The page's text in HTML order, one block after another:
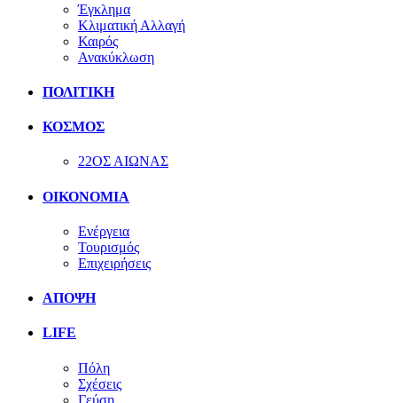
Έγκλημα
Κλιματική Αλλαγή
Καιρός
Ανακύκλωση
ΠΟΛΙΤΙΚΗ
ΚΟΣΜΟΣ
22ΟΣ ΑΙΩΝΑΣ
ΟΙΚΟΝΟΜΙΑ
Ενέργεια
Τουρισμός
Επιχειρήσεις
ΑΠΟΨΗ
LIFE
Πόλη
Σχέσεις
Γεύση